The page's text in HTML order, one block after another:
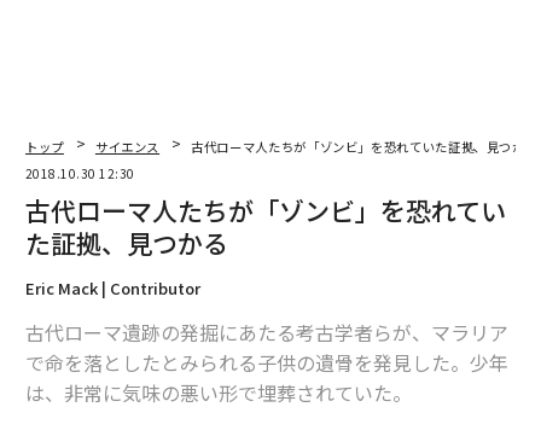
トップ サイエンス
古代ローマ人たちが「ゾンビ」を恐れていた証拠、見つかる
2018.10.30 12:30
古代ローマ人たちが「ゾンビ」を恐れてい
た証拠、見つかる
Eric Mack | Contributor
古代ローマ遺跡の発掘にあたる考古学者らが、マラリア
で命を落としたとみられる子供の遺骨を発見した。少年
は、非常に気味の悪い形で埋葬されていた。